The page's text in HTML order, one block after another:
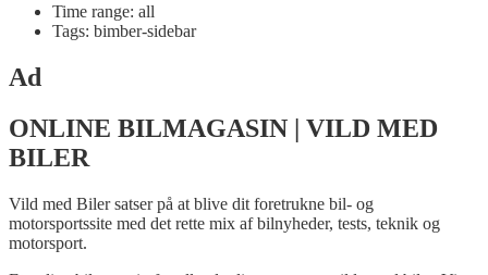
Time range: all
Tags: bimber-sidebar
Ad
ONLINE BILMAGASIN | VILD MED
BILER
Vild med Biler satser på at blive dit foretrukne bil- og
motorsportssite med det rette mix af bilnyheder, tests, teknik og
motorsport.